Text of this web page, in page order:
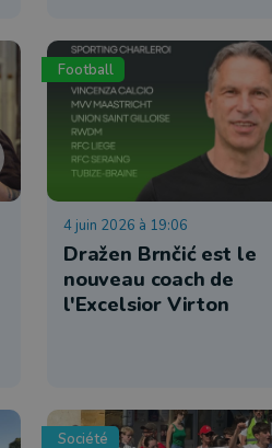
Football
4 juin 2026 à 19:06
Dražen Brnčić est le
nouveau coach de
l'Excelsior Virton
Société